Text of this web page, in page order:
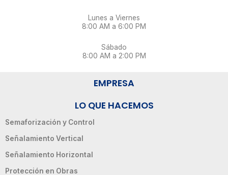
Lunes a Viernes
8:00 AM a 6:00 PM
Sábado
8:00 AM a 2:00 PM
EMPRESA
LO QUE HACEMOS
Semaforización y Control
Señalamiento Vertical
Señalamiento Horizontal
Protección en Obras